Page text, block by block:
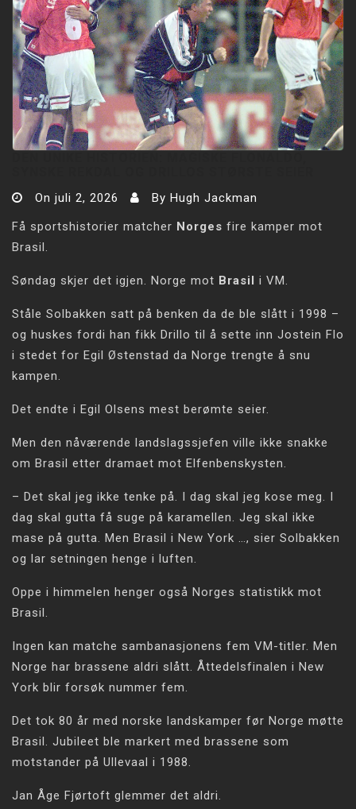
On juli 2, 2026 By Hugh Jackman
Få sportshistorier matcher Norges fire kamper mot
Brasil.
Søndag skjer det igjen. Norge mot Brasil i VM.
Ståle Solbakken satt på benken da de ble slått i 1998 –
og huskes fordi han fikk Drillo til å sette inn Jostein Flo
i stedet for Egil Østenstad da Norge trengte å snu
kampen.
Det endte i Egil Olsens mest berømte seier.
Men den nåværende landslagssjefen ville ikke snakke
om Brasil etter dramaet mot Elfenbenskysten.
– Det skal jeg ikke tenke på. I dag skal jeg kose meg. I
dag skal gutta få suge på karamellen. Jeg skal ikke
mase på gutta. Men Brasil i New York …, sier Solbakken
og lar setningen henge i luften.
Oppe i himmelen henger også Norges statistikk mot
Brasil.
Ingen kan matche sambanasjonens fem VM-titler. Men
Norge har brassene aldri slått. Åttedelsfinalen i New
York blir forsøk nummer fem.
Det tok 80 år med norske landskamper før Norge møtte
Brasil. Jubileet ble markert med brassene som
motstander på Ullevaal i 1988.
Jan Åge Fjørtoft glemmer det aldri.